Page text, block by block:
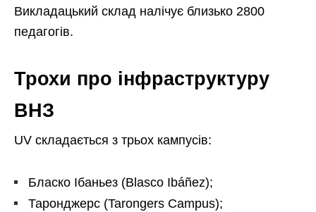
Викладацький склад налічує близько 2800
педагогів.
Трохи про інфраструктуру
ВНЗ
UV складається з трьох кампусів:
Бласко Ібаньез (Blasco Ibáñez);
Таронджерс (Tarongers Campus);